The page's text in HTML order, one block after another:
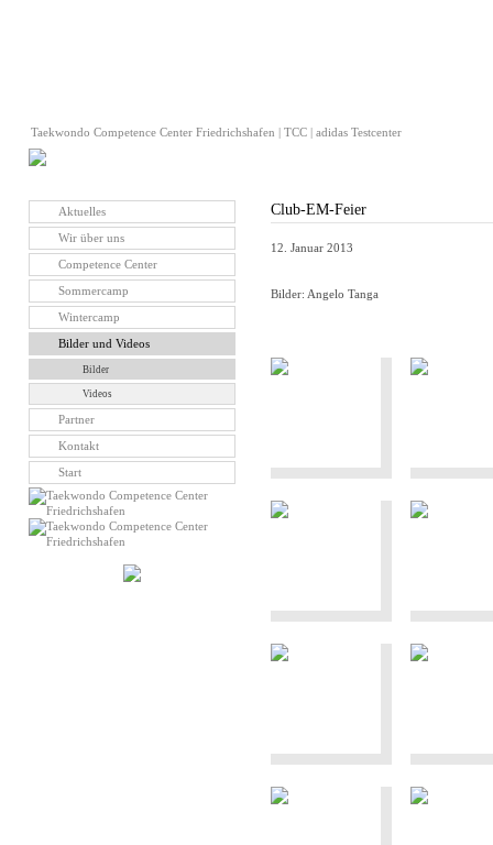
Taekwondo Competence Center Friedrichshafen | TCC | adidas Testcenter
Aktuelles
Wir über uns
Competence Center
Sommercamp
Wintercamp
Bilder und Videos
Bilder
Videos
Partner
Kontakt
Start
Club-EM-Feier
12. Januar 2013
Bilder: Angelo Tanga